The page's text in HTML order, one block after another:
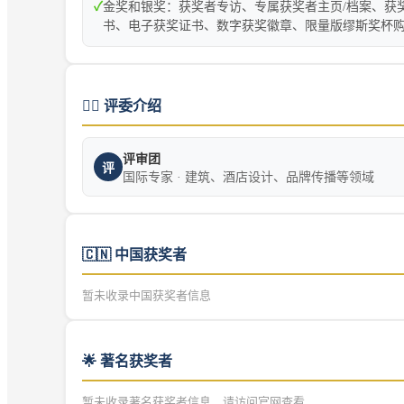
✓金奖和银奖：获奖者专访、专属获奖者主页/档案、获
书、电子获奖证书、数字获奖徽章、限量版缪斯奖杯
👨‍⚖️ 评委介绍
评
评审团
国际专家 · 建筑、酒店设计、品牌传播等领域
🇨🇳 中国获奖者
暂未收录中国获奖者信息
🌟 著名获奖者